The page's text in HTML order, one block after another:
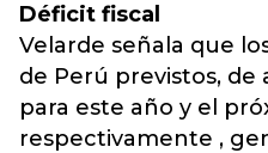
Déficit fiscal
Velarde señala que
de Perú previstos, de
para este año y el
respectivamente ,